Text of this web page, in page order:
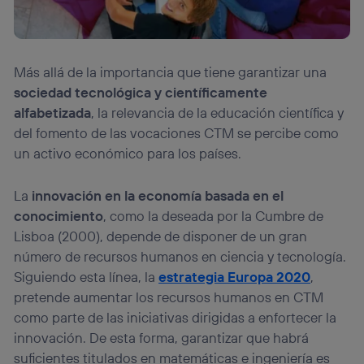
Más allá de la importancia que tiene garantizar una
sociedad tecnológica y científicamente
alfabetizada, la relevancia de la educación científica y
del fomento de las vocaciones CTM se percibe como
un activo económico para los países.
La innovación en la economía basada en el
conocimiento, como la deseada por la Cumbre de
Lisboa (2000), depende de disponer de un gran
número de recursos humanos en ciencia y tecnología.
Siguiendo esta línea, laestrategia Europa 2020,
pretende aumentar los recursos humanos en CTM
como parte de las iniciativas dirigidas a enfortecer la
innovación. De esta forma, garantizar que habrá
suficientes titulados en matemáticas e ingeniería es